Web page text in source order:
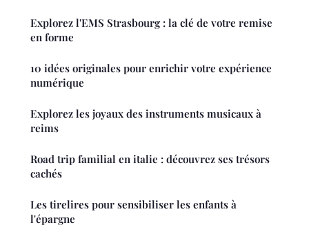
Explorez l'EMS Strasbourg : la clé de votre remise
en forme
10 idées originales pour enrichir votre expérience
numérique
Explorez les joyaux des instruments musicaux à
reims
Road trip familial en italie : découvrez ses trésors
cachés
Les tirelires pour sensibiliser les enfants à
l'épargne